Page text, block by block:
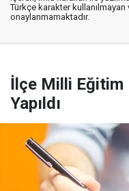
Türkçe karakter
onaylanmamaktadır.
İlçe Milli Eğitim
Yapıldı